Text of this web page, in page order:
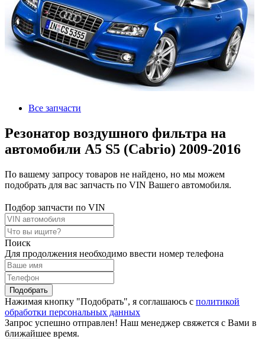
Все запчасти
Резонатор воздушного фильтра на
автомобили A5 S5 (Cabrio) 2009-2016
По вашему запросу товаров не найдено, но мы можем
подобрать для вас запчасть по VIN Вашего автомобиля.
Подбор запчасти по VIN
Поиск
Для продолжения необходимо ввести номер телефона
Подобрать
Нажимая кнопку "Подобрать", я соглашаюсь с политикой
обработки персональных данных
Запрос успешно отправлен! Наш менеджер свяжется с Вами в
ближайшее время.